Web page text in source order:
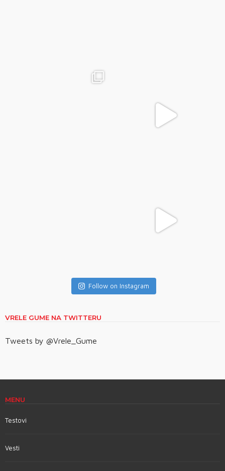
Follow on Instagram
VRELE GUME NA TWITTERU
Tweets by @Vrele_Gume
MENU
Testovi
Vesti